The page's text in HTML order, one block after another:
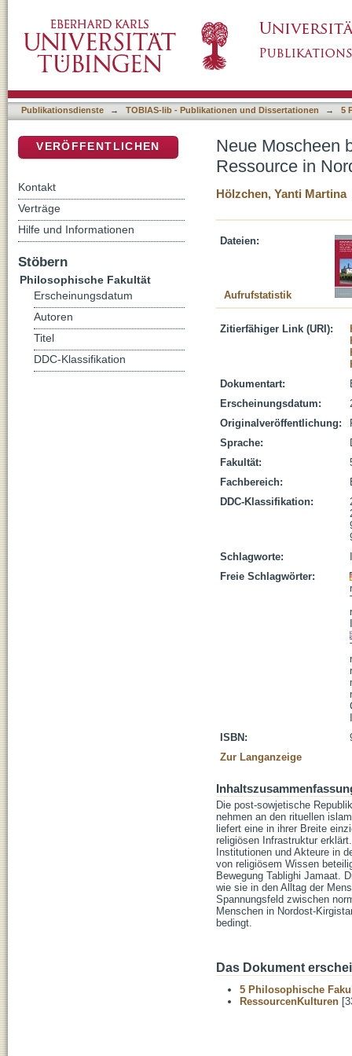
Publikationsdienste → TOBIAS-lib - Publikationen und Dissertationen → 5
Neue Moscheen
Ressource in
Hölzchen, Yanti Martina
Dateien:
Aufrufstatistik
Zitierfähiger Link (URI):
Dokumentart:
Erscheinungsdatum:
Originalveröffentlichung:
Sprache:
Fakultät:
Fachbereich:
DDC-Klassifikation:
Schlagworte:
Freie Schlagwörter:
ISBN:
Zur Langanzeige
Die post-sowjetische
nehmen an den rituellen
liefert eine in ihrer Breite
religiösen Infrastruktur
Institutionen und Akteure in
von religiösem Wissen
Bewegung Tablighi Jamaat.
wie sie in den Alltag der
Spannungsfeld zwischen
Menschen in Nordost-
bedingt.
Das Dokument
5 Philosophische
RessourcenKulturen
VERÖFFENTLICHEN
Kontakt
Verträge
Hilfe und Informationen
Stöbern
Philosophische Fakultät
Erscheinungsdatum
Autoren
Titel
DDC-Klassifikation